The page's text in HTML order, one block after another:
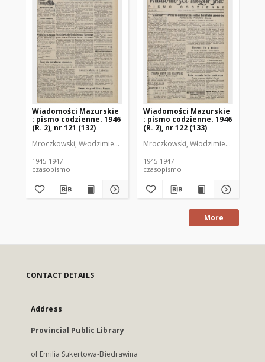
Wiadomości Mazurskie
: pismo codzienne. 1946
(R. 2), nr 121 (132)
Mroczkowski, Włodzimierz (1902-1971). Redaktor
1945-1947
czasopismo
Wiadomości Mazurskie
: pismo codzienne. 1946
(R. 2), nr 122 (133)
Mroczkowski, Włodzimierz (1902-
1945-1947
czasopismo
More
CONTACT DETAILS
Address
Provincial Public Library
of Emilia Sukertowa-Biedrawina